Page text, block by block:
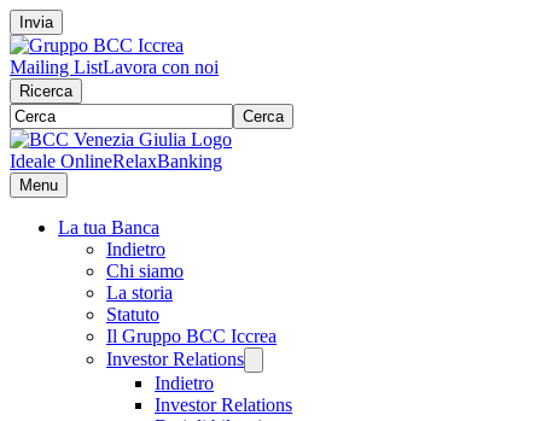
Invia
Mailing ListLavora con noi
Ricerca
Cerca
Ideale OnlineRelaxBanking
Menu
La tua Banca
Indietro
Chi siamo
La storia
Statuto
Il Gruppo BCC Iccrea
Investor Relations
Indietro
Investor Relations